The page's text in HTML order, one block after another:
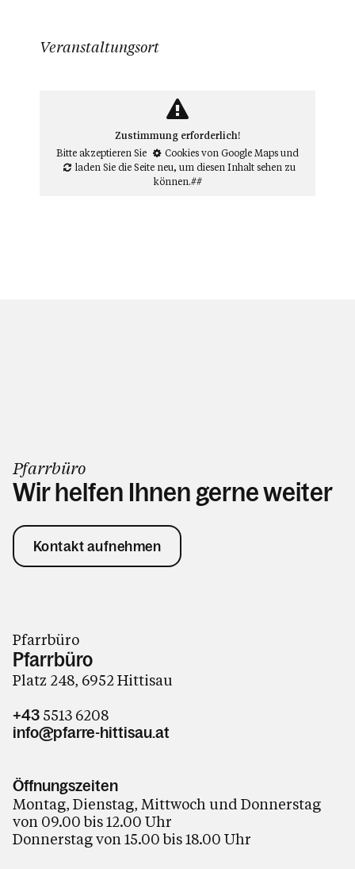
Veranstaltungsort
Zustimmung erforderlich!
Bitte akzeptieren Sie
Cookies von Google Mapsund
laden Sie die Seite neu, um diesen Inhalt sehen zu
können.##
Pfarrbüro
Wir helfen Ihnen gerne weiter
Kontakt aufnehmen
Pfarrbüro
Pfarrbüro
Platz 248, 6952 Hittisau
+43 5513 6208
info@pfarre-hittisau.at
Öffnungszeiten
Montag, Dienstag, Mittwoch und Donnerstag
von 09.00 bis 12.00 Uhr
Donnerstag von 15.00 bis 18.00 Uhr